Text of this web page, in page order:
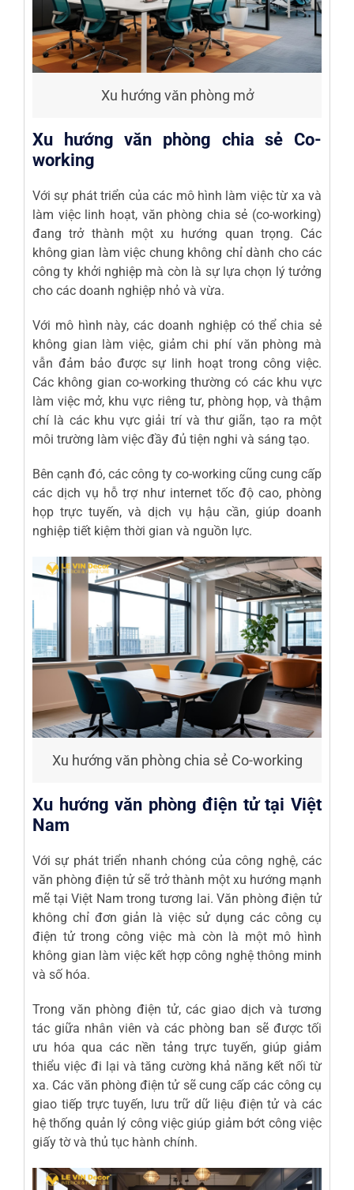
Xu hướng văn phòng mở
Xu hướng văn phòng chia sẻ Co-
working
Với sự phát triển của các mô hình làm việc từ xa và
làm việc linh hoạt, văn phòng chia sẻ (co-working)
đang trở thành một xu hướng quan trọng. Các
không gian làm việc chung không chỉ dành cho các
công ty khởi nghiệp mà còn là sự lựa chọn lý tưởng
cho các doanh nghiệp nhỏ và vừa.
Với mô hình này, các doanh nghiệp có thể chia sẻ
không gian làm việc, giảm chi phí văn phòng mà
vẫn đảm bảo được sự linh hoạt trong công việc.
Các không gian co-working thường có các khu vực
làm việc mở, khu vực riêng tư, phòng họp, và thậm
chí là các khu vực giải trí và thư giãn, tạo ra một
môi trường làm việc đầy đủ tiện nghi và sáng tạo.
Bên cạnh đó, các công ty co-working cũng cung cấp
các dịch vụ hỗ trợ như internet tốc độ cao, phòng
họp trực tuyến, và dịch vụ hậu cần, giúp doanh
nghiệp tiết kiệm thời gian và nguồn lực.
Xu hướng văn phòng chia sẻ Co-working
Xu hướng văn phòng điện tử tại Việt
Nam
Với sự phát triển nhanh chóng của công nghệ, các
văn phòng điện tử sẽ trở thành một xu hướng mạnh
mẽ tại Việt Nam trong tương lai. Văn phòng điện tử
không chỉ đơn giản là việc sử dụng các công cụ
điện tử trong công việc mà còn là một mô hình
không gian làm việc kết hợp công nghệ thông minh
và số hóa.
Trong văn phòng điện tử, các giao dịch và tương
tác giữa nhân viên và các phòng ban sẽ được tối
ưu hóa qua các nền tảng trực tuyến, giúp giảm
thiểu việc đi lại và tăng cường khả năng kết nối từ
xa. Các văn phòng điện tử sẽ cung cấp các công cụ
giao tiếp trực tuyến, lưu trữ dữ liệu điện tử và các
hệ thống quản lý công việc giúp giảm bớt công việc
giấy tờ và thủ tục hành chính.